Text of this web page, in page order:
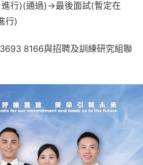
行)(通過)→最後面試(暫定在
行)
8166與招聘及訓練研究組聯